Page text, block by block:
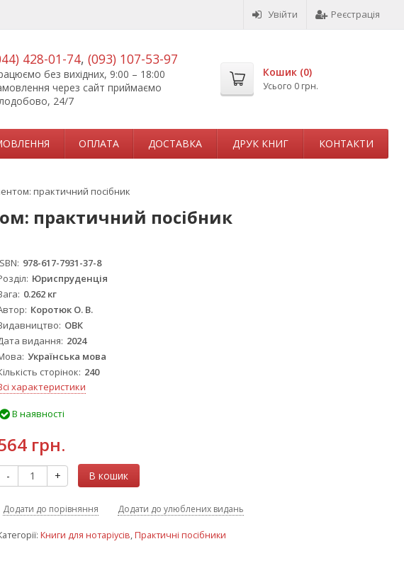
Увійти Реєстрація
428-01-74, (093) 107-53-97
без вихідних, 9:00 – 18:00
через сайт приймаємо
24/7
Кошик (0)
Усього 0 грн.
ОПЛАТА ДОСТАВКА ДРУК КНИГ КОНТАКТИ
практичний посібник
практичний посібник
978-617-7931-37-8
Юриспруденція
0.262 кг
Коротюк О. В.
ОВК
видання 2024
Українська мова
сторінок 240
характеристики
В наявності
грн.
- + В кошик
Додати до порівняння Додати до улюблених видань
Книги для нотаріусів,Практичні посібники